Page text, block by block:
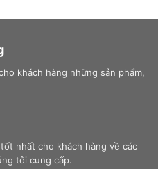
khách hàng những sản phẩm,
nhất cho khách hàng về các
tôi cung cấp.